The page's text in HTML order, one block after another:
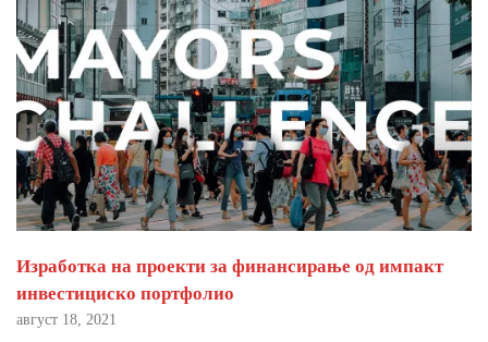
Изработка на проекти за финансирање од импакт
инвестициско портфолио
август 18, 2021